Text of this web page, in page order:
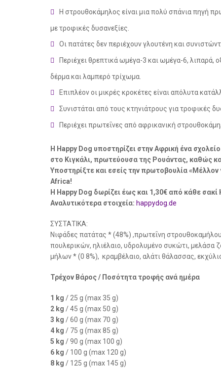
Η στρουθοκάμηλος είναι μια πολύ σπάνια πηγή
με τροφικές δυσανεξίες.
Οι πατάτες δεν περιέχουν γλουτένη και
Περιέχει θρεπτικά ωμέγα-3 και ωμέγα-6, λιπαρά,
δέρμα και λαμπερό τρίχωμα.
Επιπλέον οι μικρές κροκέτες είναι απόλυτα
Συνιστάται από τους κτηνιάτρους για τροφικές
Περιέχει πρωτεΐνες από αφρικανική
Η Happy Dog υποστηρίζει στην Αφρική ένα
στο Κιγκάλι, πρωτεύουσα της Ρουάντας, καθώς
Υποστηρίξτε και εσείς την πρωτοβουλία «Μέλλον
Africa!
Η Happy Dog δωρίζει έως και 1,30€ από κάθε
Αναλυτικότερα στοιχεία: happydog.de
ΣΥΣΤΑΤΙΚΑ:
Νιφάδες πατάτας * (48%) ,πρωτεΐνη
πουλερικών, ηλιέλαιο, υδρολυμένο συκώτι,
μήλων * (0 8%), κραμβέλαιο, αλάτι θάλασσας,
Τρέχον Βάρος / Ποσότητα τροφής ανά ημέρα
1 kg / 25 g (max 35 g)
2 kg / 45 g (max 50 g)
3 kg / 60 g (max 70 g)
4 kg / 75 g (max 85 g)
5 kg / 90 g (max 100 g)
6 kg / 100 g (max 120 g)
8 kg / 125 g (max 145 g)